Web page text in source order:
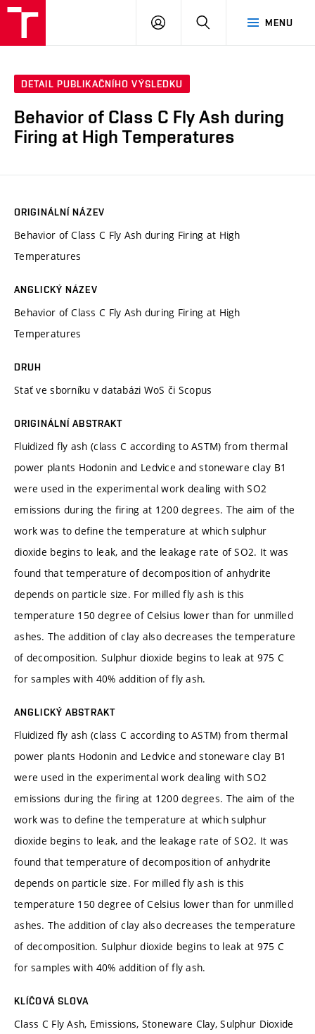
MENU
PŘIHLÁSIT
DETAIL PUBLIKAČNÍHO VÝSLEDKU
Behavior of Class C Fly Ash during
Firing at High Temperatures
ORIGINÁLNÍ NÁZEV
Behavior of Class C Fly Ash during Firing at High
Temperatures
ANGLICKÝ NÁZEV
Behavior of Class C Fly Ash during Firing at High
Temperatures
DRUH
Stať ve sborníku v databázi WoS či Scopus
ORIGINÁLNÍ ABSTRAKT
Fluidized fly ash (class C according to ASTM) from thermal
power plants Hodonin and Ledvice and stoneware clay B1
were used in the experimental work dealing with SO2
emissions during the firing at 1200 degrees. The aim of the
work was to define the temperature at which sulphur
dioxide begins to leak, and the leakage rate of SO2. It was
found that temperature of decomposition of anhydrite
depends on particle size. For milled fly ash is this
temperature 150 degree of Celsius lower than for unmilled
ashes. The addition of clay also decreases the temperature
of decomposition. Sulphur dioxide begins to leak at 975 C
for samples with 40% addition of fly ash.
ANGLICKÝ ABSTRAKT
Fluidized fly ash (class C according to ASTM) from thermal
power plants Hodonin and Ledvice and stoneware clay B1
were used in the experimental work dealing with SO2
emissions during the firing at 1200 degrees. The aim of the
work was to define the temperature at which sulphur
dioxide begins to leak, and the leakage rate of SO2. It was
found that temperature of decomposition of anhydrite
depends on particle size. For milled fly ash is this
temperature 150 degree of Celsius lower than for unmilled
ashes. The addition of clay also decreases the temperature
of decomposition. Sulphur dioxide begins to leak at 975 C
for samples with 40% addition of fly ash.
KLÍČOVÁ SLOVA
Class C Fly Ash, Emissions, Stoneware Clay, Sulphur Dioxide